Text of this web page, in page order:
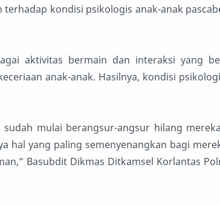
kondisi psikologis anak-anak
aktivitas bermain dan interaksi yang
anak-anak. Hasilnya, kondisi
mulai berangsur-angsur hilang
hal yang paling semenyenangkan bagi
Basubdit Dikmas Ditkamsel Korlantas